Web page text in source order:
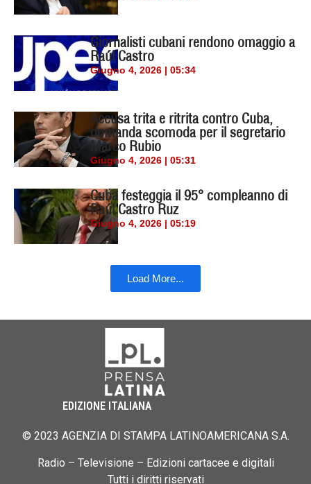
Giornalisti cubani rendono omaggio a
Raúl Castro
Giugno 4, 2026 | 05:34
Accusa trita e ritrita contro Cuba,
domanda scomoda per il segretario
Marco Rubio
Giugno 4, 2026 | 05:31
Cuba festeggia il 95° compleanno di
Raúl Castro Ruz
Giugno 4, 2026 | 05:19
Load More...
EDIZIONE ITALIANA
© 2023 AGENZIA DI STAMPA LATINOAMERICANA S.A.
Radio – Televisione – Edizioni cartacee e digitali
Tutti i diritti riservati